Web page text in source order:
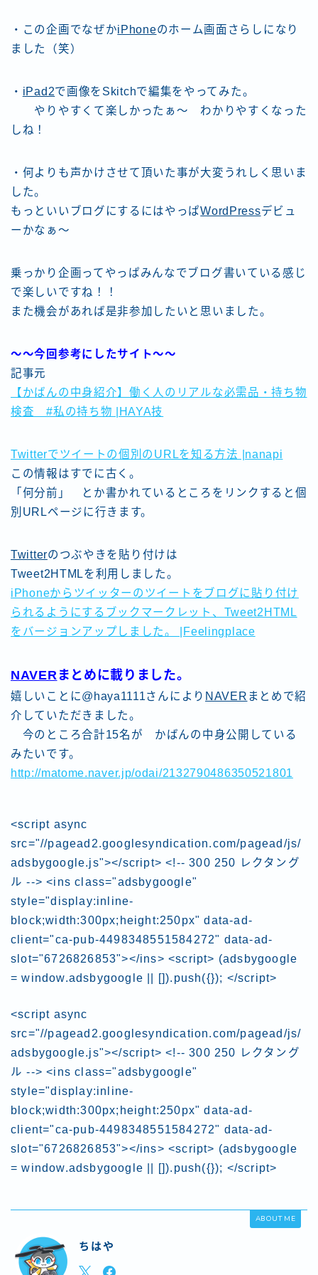
・この企画でなぜかiPhoneのホーム画面さらしになり
ました（笑）
・ iPad2で画像をSkitchで編集をやってみた。
やりやすくて楽しかったぁ〜 わかりやすくなった
しね！
・何よりも声かけさせて頂いた事が大変うれしく思いま
した。
もっといいブログにするにはやっぱWordPressデビュ
ーかなぁ〜
乗っかり企画ってやっぱみんなでブログ書いている感じ
で楽しいですね！！
また機会があれば是非参加したいと思いました。
〜〜今回参考にしたサイト〜〜
記事元
【かばんの中身紹介】働く人のリアルな必需品・持ち物
検査 #私の持ち物 |HAYA技
Twitterでツイートの個別のURLを知る方法 |nanapi
この情報はすでに古く。
「何分前」 とか書かれているところをリンクすると個
別URLページに行きます。
Twitterのつぶやきを貼り付けは
Tweet2HTMLを利用しました。
iPhoneからツイッターのツイートをブログに貼り付け
られるようにするブックマークレット、Tweet2HTML
をバージョンアップしました。 |Feelingplace
NAVER まとめに載りました。
嬉しいことに@haya1111さんにより NAVER まとめで紹
介していただきました。
今のところ合計15名が かばんの中身公開している
みたいです。
http://matome.naver.jp/odai/2132790486350521801
<script async
src="//pagead2.googlesyndication.com/pagead/js/
adsbygoogle.js"></script> <!-- 300 250 レクタング
ル --> <ins class="adsbygoogle"
style="display:inline-
block;width:300px;height:250px" data-ad-
client="ca-pub-4498348551584272" data-ad-
slot="6726826853"></ins> <script> (adsbygoogle
= window.adsbygoogle || []).push({}); </script>
<script async
src="//pagead2.googlesyndication.com/pagead/js/
adsbygoogle.js"></script> <!-- 300 250 レクタング
ル --> <ins class="adsbygoogle"
style="display:inline-
block;width:300px;height:250px" data-ad-
client="ca-pub-4498348551584272" data-ad-
slot="6726826853"></ins> <script> (adsbygoogle
= window.adsbygoogle || []).push({}); </script>
ABOUT ME
ちはや